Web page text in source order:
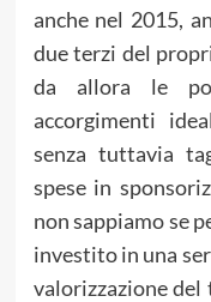
anche nel 2015,
due terzi del
da allora le
accorgimenti
senza tuttavia
spese in
non sappiamo se
investito in una
valorizzazione